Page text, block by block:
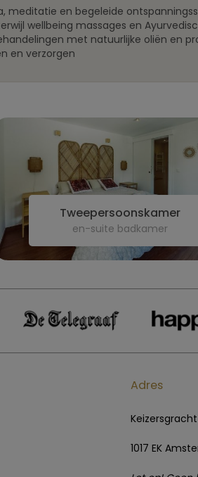
meditatie en begeleide
wellbeing massages en
met natuurlijke oliën en
en verzorgen
Tweepersoonskamer
en-suite badkamer
Adres
Keizersgracht
1017 EK